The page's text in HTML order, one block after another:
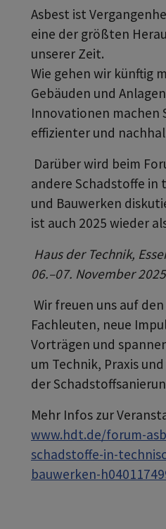
Asbest ist
eine der größten
unserer Zeit.
Wie gehen wir künftig
Gebäuden und
Innovationen machen
effizienter und
Darüber wird beim
andere Schadstoffe in
und Bauwerken
ist auch 2025 wieder
Haus der Technik,
06.–07. November 2025
Wir freuen uns auf
Fachleuten, neue
Vorträgen und
um Technik, Praxis
der
Mehr Infos zur
www.hdt.de/forum-
schadstoffe-in-
bauwerken-